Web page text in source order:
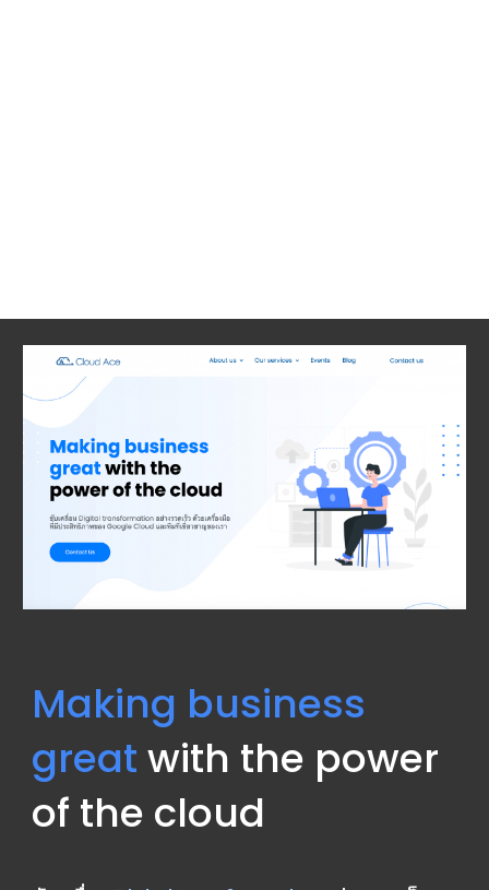
Making business
great with the power
of the cloud